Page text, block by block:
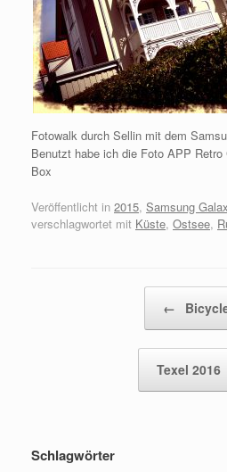
Fotowalk durch Sellin mit dem
Benutzt habe ich die Foto APP
Box
Veröffentlicht in 2015, Samsung
verschlagwortet mit Küste, Ostsee,
←
Texel 2016
Schlagwörter